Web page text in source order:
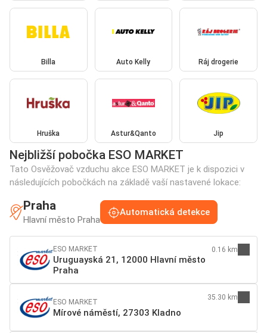
Billa Auto Kelly Ráj drogerie
Hruška Astur&Qanto Jip
Nejbližší pobočka ESO MARKET
Tato Osvěžovač vzduchu akce ESO MARKET je k dispozici v
následujících pobočkách na základě vaší nastavené lokace:
Praha
Hlavní město Praha
Automatická detekce
ESO MARKET
Uruguayská 21, 12000 Hlavní město
Praha
0.16 km
ESO MARKET
Mírové náměstí, 27303 Kladno
35.30 km